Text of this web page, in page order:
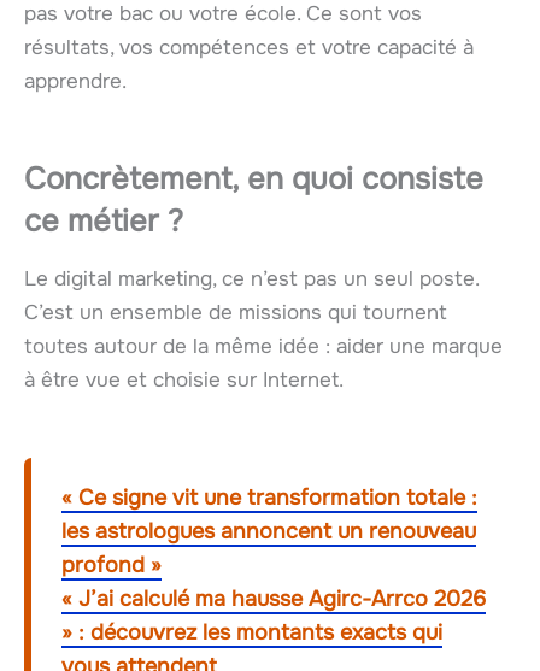
pas votre bac ou votre école. Ce sont vos
résultats, vos compétences et votre capacité à
apprendre.
Concrètement, en quoi consiste
ce métier ?
Le digital marketing, ce n’est pas un seul poste.
C’est un ensemble de missions qui tournent
toutes autour de la même idée : aider une marque
à être vue et choisie sur Internet.
« Ce signe vit une transformation totale :
les astrologues annoncent un renouveau
profond »
« J’ai calculé ma hausse Agirc-Arrco 2026
» : découvrez les montants exacts qui